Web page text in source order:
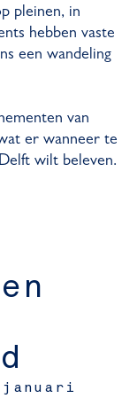
pleinen, in
hebben vaste
een wandeling
van
er wanneer te
wilt beleven.
januari